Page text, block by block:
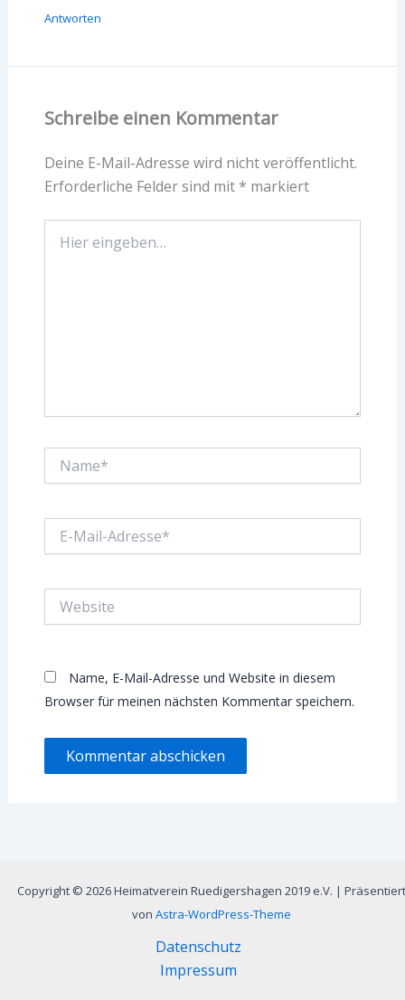
Antworten
Schreibe einen Kommentar
Deine E-Mail-Adresse wird nicht veröffentlicht.
Erforderliche Felder sind mit * markiert
eingeben…
Mail-
Name, E-Mail-Adresse und Website in diesem
Browser für meinen nächsten Kommentar speichern.
Copyright © 2026 Heimatverein Ruedigershagen 2019 e.V. | Präsentiert
von Astra-WordPress-Theme
Datenschutz
Impressum